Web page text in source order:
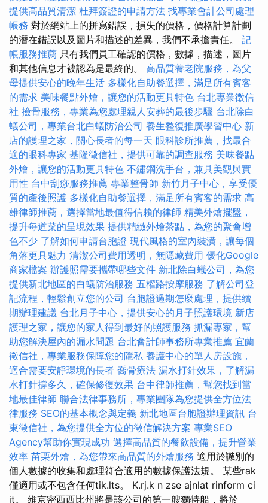
提供高品質清潔 杜拜簽證的申請方法 找專業會計公司處理
帳務 對於網站上的拼寫錯誤，損失的價格，價格計算計劃
的潛在錯誤以及圖片和描述的差異，我們不承擔責任。 記
帳服務推薦 只有我們員工確認的價格，數據，描述，圖片
和其他信息才被認為是最終的。 高品質養老院服務，為父
母提供安心的晚年生活 多樣化自助餐選擇，滿足所有賓客
的需求 美味餐點外燴，讓您的活動更具特色 台北專業徵信
社 撿骨服務，專業為您處理親人安葬的最後步驟 台北除白
蟻公司，專業台北白蟻防治公司 養生整復推廣學習中心 新
店的護理之家，關心長者的每一天 眼科診所推薦，找最合
適的眼科專家 基隆徵信社，提供可靠的調查服務 美味餐點
外燴，讓您的活動更具特色 不鏽鋼洗手台，兼具美觀與實
用性 台中刮痧服務推薦 專業整骨師 新竹月子中心，享受優
質的產後照護 多樣化自助餐選擇，滿足所有賓客的需求 高
雄律師推薦，選擇當地最值得信賴的律師 精美外燴擺盤，
提升每道菜的呈現效果 提供精緻外燴茶點，為您的聚會增
色不少 了解如何申請台胞證 現代風格的室內裝潢，讓每個
角落更具魅力 清潔公司費用透明，無隱藏費用 優化Google
商家檔案 辦護照需要攜帶哪些文件 新北除白蟻公司，為您
提供新北地區的白蟻防治服務 五權路按摩服務 了解公司登
記流程，輕鬆創立您的公司 台胞證過期怎麼處理，提供續
期辦理建議 台北月子中心，提供安心的月子照護環境 新店
護理之家，讓您的家人得到最好的照護服務 抓漏專家，幫
助您解決屋內的漏水問題 台北會計師事務所專業推薦 宜蘭
徵信社，專業服務保障您的隱私 養護中心的單人房設施，
適合需要安靜環境的長者 喬骨療法 漏水打針效果，了解漏
水打針撐多久，確保修復效果 台中律師推薦，幫您找到當
地最佳律師 聯合法律事務所，專業團隊為您提供全方位法
律服務 SEO的基本概念與定義 新北地區台胞證辦理資訊 台
東徵信社，為您提供全方位的徵信解決方案 專業SEO
Agency幫助你實現成功 選擇高品質的餐飲設備，提升營業
效率 苗栗外燴，為您帶來高品質的外燴服務 適用於識別的
個人數據的收集和處理符合適用的數據保護法規。 某些rak
僅適用或不包含任何tik.lts。 K.rj.k n zse ajnlat rinform ci
it。 維京密西西比州將是該公司的第一艘獨特船，將於